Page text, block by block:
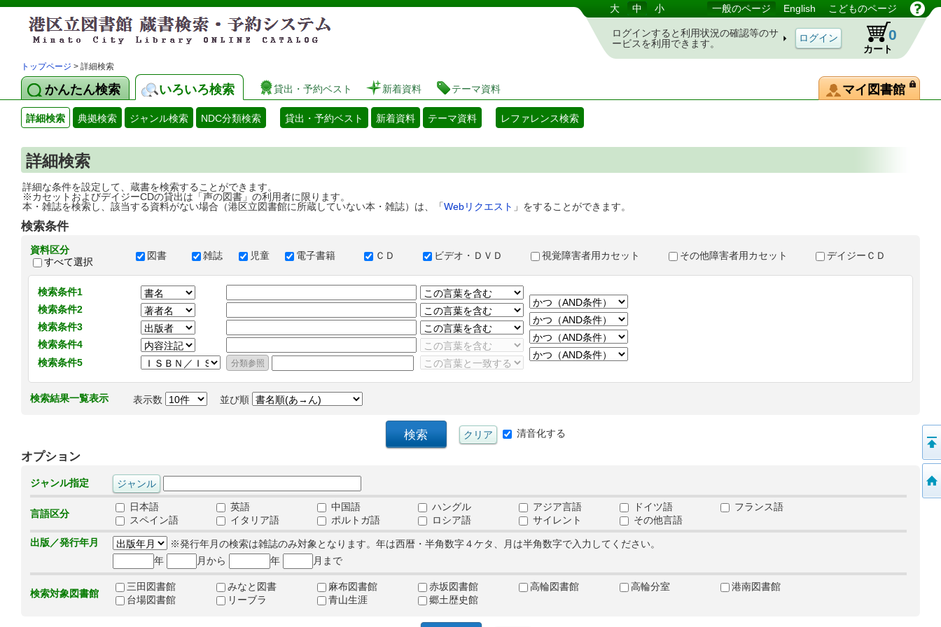
港区立図書館 蔵書検索・予約システム 大 中 小 一般のページ English こどものページ
ログインすると利用状況の確認等のサ
ービスを利用できます。
カート
0
トップページ > 詳細検索
かんたん検索 いろいろ検索 貸出・予約ベスト 新着資料 テーマ資料 マイ図書館
詳細検索 典拠検索 ジャンル検索 NDC分類検索 貸出・予約ベスト 新着資料 テーマ資料 レファレンス検索
詳細検索
詳細な条件を設定して、蔵書を検索することができます。
※カセットおよびデイジーCDの貸出は「声の図書」の利用者に限ります。
本・雑誌を検索し、該当する資料がない場合（港区立図書館に所蔵していない本・雑誌）は、「Webリクエスト 」をすることができます。
検索条件
資料区分
すべて選択
図書 雑誌 児童 電子書籍 ＣＤ ビデオ・ＤＶＤ 視覚障害者用カセット その他障害者用カセット デイジーＣＤ
検索条件1
検索条件2
検索条件3
検索条件4
検索条件5
検索結果一覧表示 表示数 並び順
清音化する
オプション
ジャンル指定
言語区分
日本語 英語 中国語 ハングル アジア言語 ドイツ語
フランス語
スペイン語
イタリア語 ポルトガ語 ロシア語 サイレント
その他言語
出版／発行年月
※発行年月の検索は雑誌のみ対象となります。年は西暦・半角数字４ケタ、月は半角数字で入力してください。
年
月から 年 月まで
検索対象図書館
三田図書館 みなと図書 麻布図書館 赤坂図書館 高輪図書館 高輪分室
港南図書館
台場図書館
リーブラ 青山生涯 郷土歴史館